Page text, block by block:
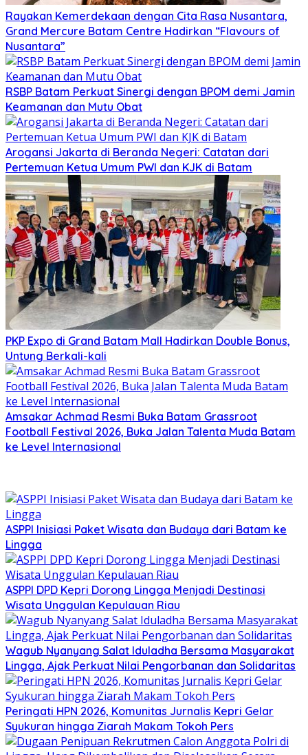
Rayakan Kemerdekaan dengan Cita Rasa Nusantara,
Grand Mercure Batam Centre Hadirkan “Flavours of
Nusantara”
RSBP Batam Perkuat Sinergi dengan BPOM demi Jamin
Keamanan dan Mutu Obat
Arogansi Jakarta di Beranda Negeri: Catatan dari
Pertemuan Ketua Umum PWI dan KJK di Batam
PKP Expo di Grand Batam Mall Hadirkan Double Bonus,
Untung Berkali-kali
Amsakar Achmad Resmi Buka Batam Grassroot
Football Festival 2026, Buka Jalan Talenta Muda Batam
ke Level Internasional
ASPPI Inisiasi Paket Wisata dan Budaya dari Batam ke
Lingga
ASPPI DPD Kepri Dorong Lingga Menjadi Destinasi
Wisata Unggulan Kepulauan Riau
Wagub Nyanyang Salat Iduladha Bersama Masyarakat
Lingga, Ajak Perkuat Nilai Pengorbanan dan Solidaritas
Peringati HPN 2026, Komunitas Jurnalis Kepri Gelar
Syukuran hingga Ziarah Makam Tokoh Pers